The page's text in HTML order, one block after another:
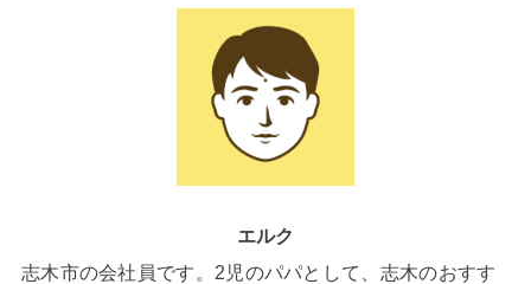
エルク
志木市の会社員です。2児のパパとして、志木のおすす